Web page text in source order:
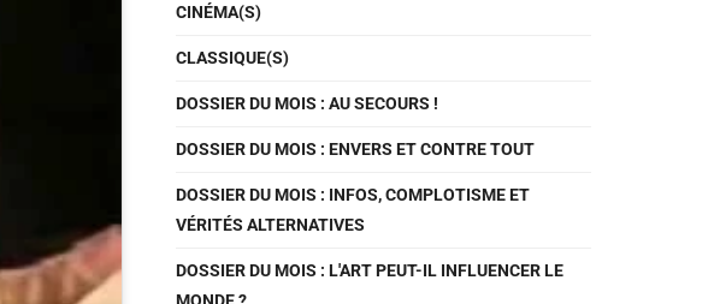
CINÉMA(S)
CLASSIQUE(S)
DOSSIER DU MOIS : AU SECOURS !
DOSSIER DU MOIS : ENVERS ET CONTRE TOUT
DOSSIER DU MOIS : INFOS, COMPLOTISME ET
VÉRITÉS ALTERNATIVES
DOSSIER DU MOIS : L'ART PEUT-IL INFLUENCER LE
MONDE ?